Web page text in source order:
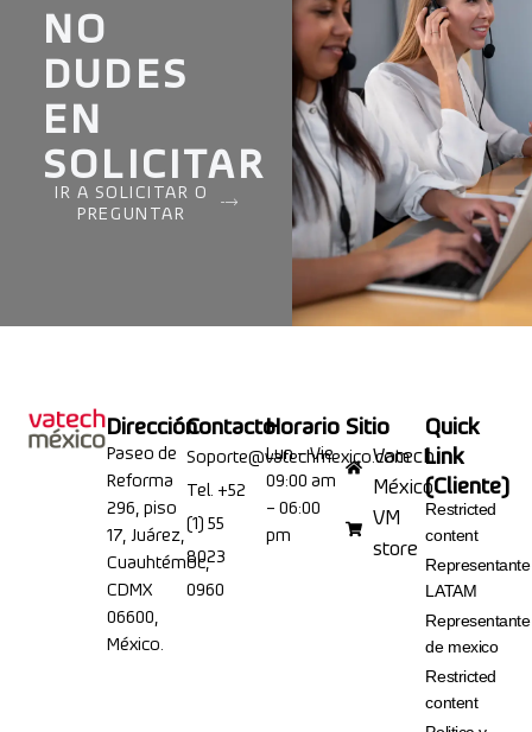
NO
DUDES
EN
SOLICITAR
IR A SOLICITAR O
PREGUNTAR
Dirección
Paseo de
Reforma
296, piso
17, Juárez,
Cuauhtémoc,
CDMX
06600,
México.
Contacto
Soporte@vatechmexico.com
Tel. +52
(1) 55
8023
0960
Horario
Lun – Vie
09:00 am
– 06:00
pm
Sitio
Vatech
México
VM
store
Quick
Link
(Cliente)
Restricted
content
Representante
LATAM
Representante
de mexico
Restricted
content